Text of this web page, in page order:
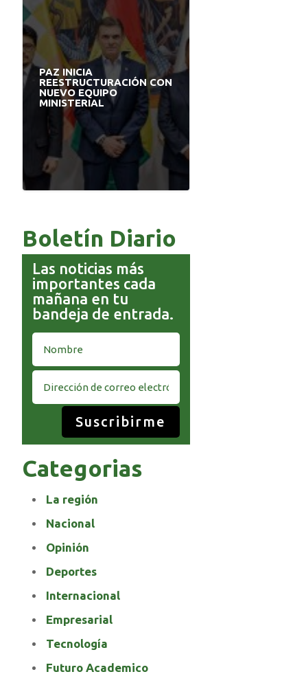
PAZ INICIA
REESTRUCTURACIÓN CON
NUEVO EQUIPO
MINISTERIAL
Boletín Diario
Las noticias más
importantes cada
mañana en tu
bandeja de entrada.
Suscribirme
Categorias
La región
Nacional
Opinión
Deportes
Internacional
Empresarial
Tecnología
Futuro Academico